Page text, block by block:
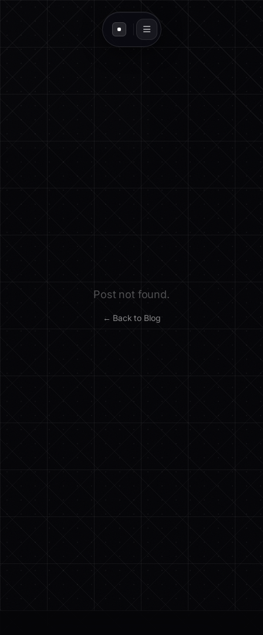
Post not found.
← Back to Blog